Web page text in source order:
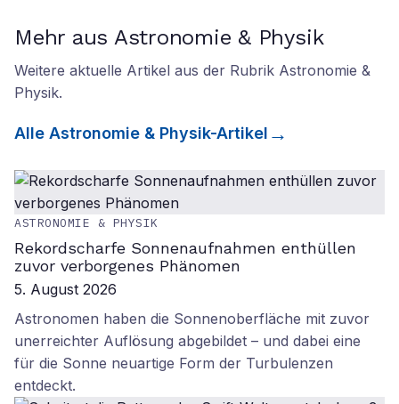
Mehr aus Astronomie & Physik
Weitere aktuelle Artikel aus der Rubrik Astronomie &
Physik.
Alle Astronomie & Physik-Artikel
ASTRONOMIE & PHYSIK
Rekordscharfe Sonnenaufnahmen enthüllen
zuvor verborgenes Phänomen
5. August 2026
Astronomen haben die Sonnenoberfläche mit zuvor
unerreichter Auflösung abgebildet – und dabei eine
für die Sonne neuartige Form der Turbulenzen
entdeckt.